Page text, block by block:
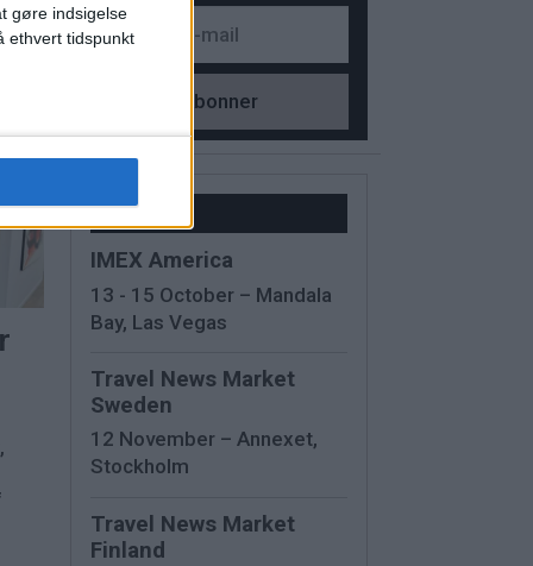
gøre indsigelse
ethvert tidspunkt
Kalender
IMEX America
13 - 15 October – Mandala
Bay, Las Vegas
Travel News Market
Sweden
12 November – Annexet,
Stockholm
Travel News Market
Finland